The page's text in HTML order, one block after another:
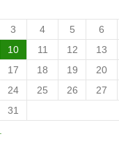
3 4 5 6
10 11 12 13
17 18 19 20
24 25 26 27
31